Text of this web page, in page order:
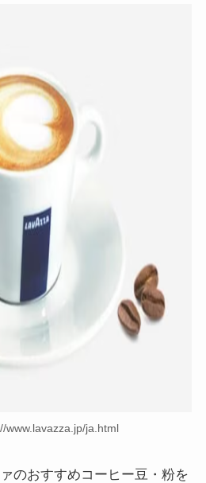
www.lavazza.jp/ja.html
のおすすめコーヒー豆・粉を